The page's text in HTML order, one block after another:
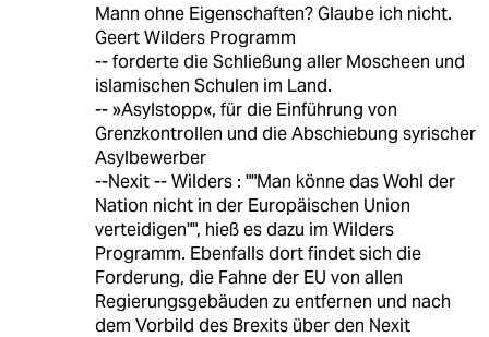
Mann ohne Eigenschaften? Glaube ich nicht.
Geert Wilders Programm
-- forderte die Schließung aller Moscheen und
islamischen Schulen im Land.
-- »Asylstopp«, für die Einführung von
Grenzkontrollen und die Abschiebung syrischer
Asylbewerber
--Nexit -- Wilders : ""Man könne das Wohl der
Nation nicht in der Europäischen Union
verteidigen"", hieß es dazu im Wilders
Programm. Ebenfalls dort findet sich die
Forderung, die Fahne der EU von allen
Regierungsgebäuden zu entfernen und nach
dem Vorbild des Brexits über den Nexit